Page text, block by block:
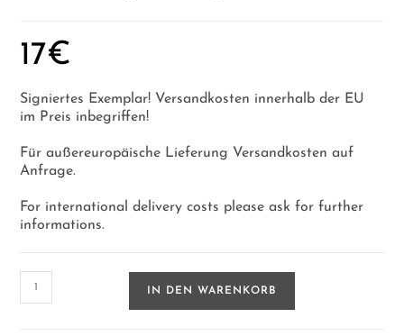
17€
Signiertes Exemplar! Versandkosten innerhalb der EU
im Preis inbegriffen!
Für außereuropäische Lieferung Versandkosten auf
Anfrage.
For international delivery costs please ask for further
informations.
2022
IN DEN WARENKORB